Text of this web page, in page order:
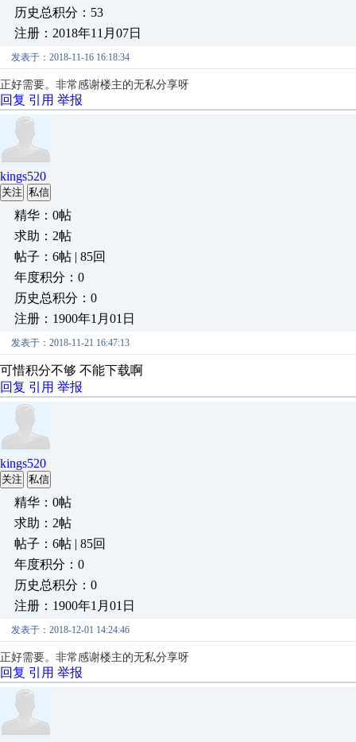
历史总积分：53
注册：2018年11月07日
发表于：2018-11-16 16:18:34
正好需要。非常感谢楼主的无私分享呀
回复 引用 举报
kings520
关注 私信
精华：0帖
求助：2帖
帖子：6帖 | 85回
年度积分：0
历史总积分：0
注册：1900年1月01日
发表于：2018-11-21 16:47:13
可惜积分不够 不能下载啊
回复 引用 举报
kings520
关注 私信
精华：0帖
求助：2帖
帖子：6帖 | 85回
年度积分：0
历史总积分：0
注册：1900年1月01日
发表于：2018-12-01 14:24:46
正好需要。非常感谢楼主的无私分享呀
回复 引用 举报